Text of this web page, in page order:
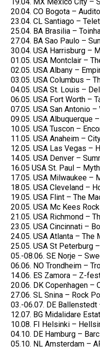
20.04. CO Bogota –
23.04. CL Santiago –
25.04. BA Brasilia –
27.04. BA Sao Paulo –
30.04. USA Harrisburg –
01.05. USA Montclair –
02.05. USA Albany –
03.05. USA Columbus –
04.05. USA St. Louis –
06.05. USA Fort Worth –
07.05. USA San Antonio
09.05. USA Albuquerque
10.05. USA Tuscon –
11.05. USA Anaheim –
12.05. USA Las Vegas –
14.05. USA Denver –
16.05 USA St. Paul –
17.05. USA Milwaukee –
18.05. USA Cleveland –
19.05. USA Flint – The
20.05. USA Mc Kees
21.05. USA Richmond –
23.05. USA Cincinnati –
24.05. USA Atlanta – The
25.05. USA St Peterburg
05.-08.06. SE Norje –
06.06. NO Trondheim –
14.06. ES Zamora – Z-
20.06. DK Copenhagen –
27.06. SL Snina – Rock
03.-06.07. DE Ballenstedt
12.07. BG Midalidare
10.08. FI Helsinki –
04.10. DE Hamburg –
05.10. NL Amsterdam –